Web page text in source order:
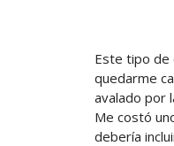
Este tipo de
quedarme
avalado por
Me costó
debería